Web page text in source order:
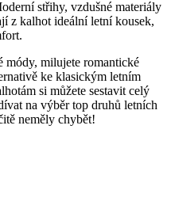
střihy, vzdušné materiály
z kalhot ideální letní kousek,
milujete romantické
ke klasickým letním
si můžete sestavit celý
na výběr top druhů letních
neměly chybět!